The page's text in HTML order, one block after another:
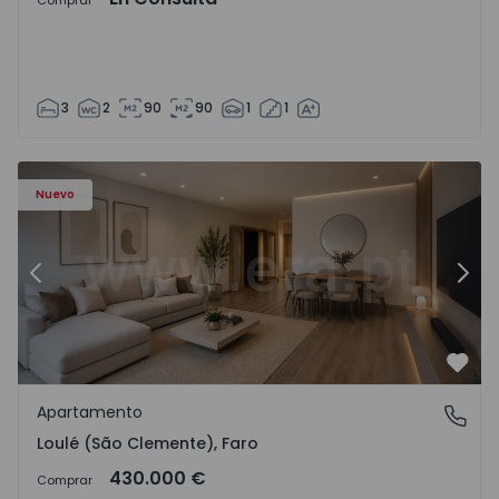
3 2 90 90 1 1
Nuevo
Anterior
Loulé (São Clemente), Faro
Apartamento
Loulé (São Clemente), Faro
Comprar 430.000 €